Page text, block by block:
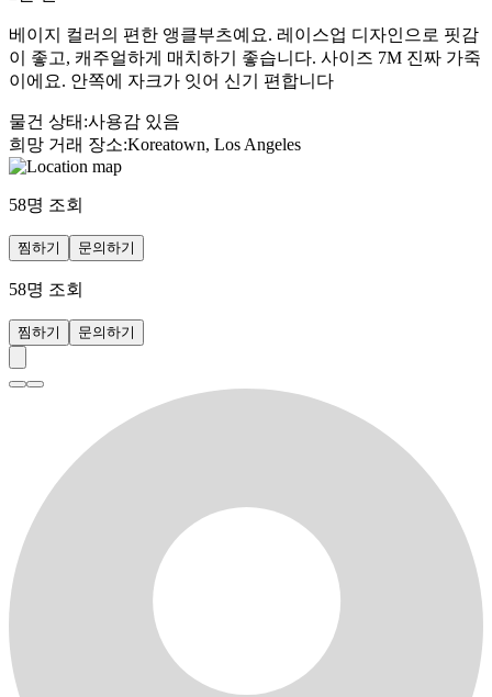
베이지 컬러의 편한 앵클부츠예요. 레이스업 디자인으로 핏감
이 좋고, 캐주얼하게 매치하기 좋습니다. 사이즈 7M 진짜 가죽
이에요. 안쪽에 자크가 잇어 신기 편합니다
물건 상태 :사용감 있음
희망 거래 장소:Koreatown, Los Angeles
58명 조회
찜하기 문의하기
58명 조회
찜하기 문의하기